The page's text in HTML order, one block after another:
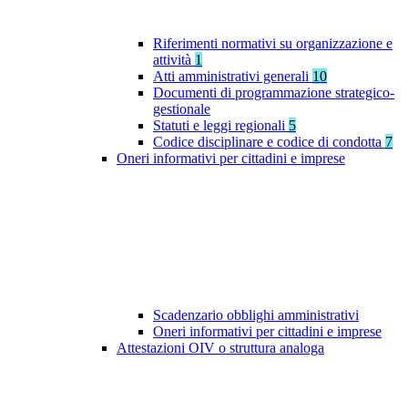
Riferimenti normativi su organizzazione e
attività 1
Atti amministrativi generali 10
Documenti di programmazione strategico-
gestionale
Statuti e leggi regionali 5
Codice disciplinare e codice di condotta 7
Oneri informativi per cittadini e imprese
Scadenzario obblighi amministrativi
Oneri informativi per cittadini e imprese
Attestazioni OIV o struttura analoga